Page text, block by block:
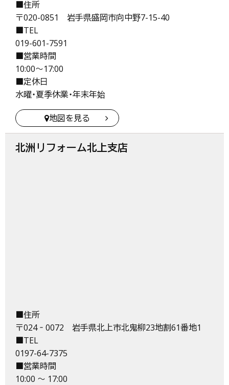
■住所
〒020-0851 岩手県盛岡市向中野7-15-40
■TEL
019-601-7591
■営業時間
10:00〜17:00
■定休日
水曜・夏季休業・年末年始
地図を見る
北洲リフォーム北上支店
■住所
〒024‐0072 岩手県北上市北鬼柳23地割61番地1
■TEL
0197-64-7375
■営業時間
10:00 ～ 17:00